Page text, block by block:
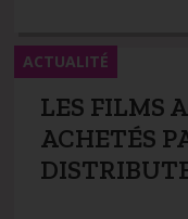
LES FILMS
ACHETÉS
ACTUALITÉ